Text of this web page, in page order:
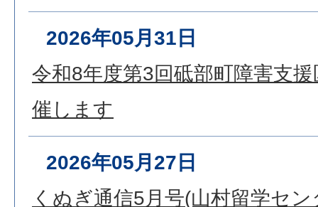
2026年05月31日
令和8年度第3回砥部町障害支
催します
2026年05月27日
くぬぎ通信5月号(山村留学セン